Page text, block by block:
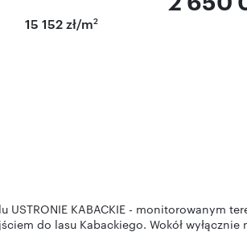
15 152 zł/m2
KABACKIE - monitorowanym
do lasu Kabackiego. Wokół wyłącznie